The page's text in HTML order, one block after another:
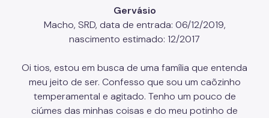
Gervásio
Macho, SRD, data de entrada: 06/12/2019,
nascimento estimado: 12/2017
Oi tios, estou em busca de uma família que entenda
meu jeito de ser. Confesso que sou um caõzinho
temperamental e agitado. Tenho um pouco de
ciúmes das minhas coisas e do meu potinho de